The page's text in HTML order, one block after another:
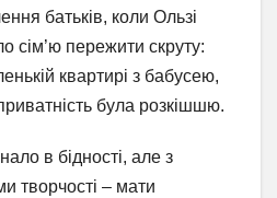
батьків, коли Ользі
сім’ю пережити скруту:
квартирі з бабусею,
була розкішшю.
в бідності, але з
творчості – мати